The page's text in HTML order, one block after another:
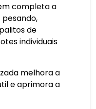
completa a
de
individuais
melhora a
e aprimora a